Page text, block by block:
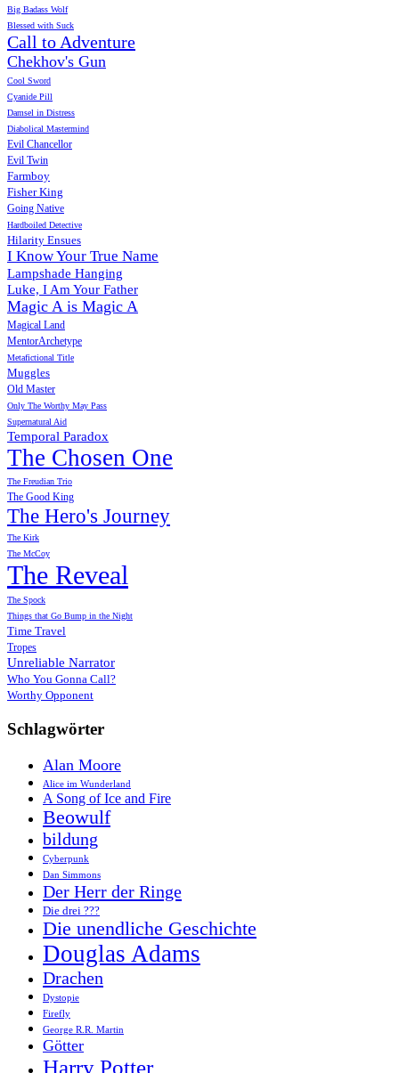
Big Badass Wolf
Blessed with Suck
Call to Adventure
Chekhov's Gun
Cool Sword
Cyanide Pill
Damsel in Distress
Diabolical Mastermind
Evil Chancellor
Evil Twin
Farmboy
Fisher King
Going Native
Hardboiled Detective
Hilarity Ensues
I Know Your True Name
Lampshade Hanging
Luke, I Am Your Father
Magic A is Magic A
Magical Land
MentorArchetype
Metafictional Title
Muggles
Old Master
Only The Worthy May Pass
Supernatural Aid
Temporal Paradox
The Chosen One
The Freudian Trio
The Good King
The Hero's Journey
The Kirk
The McCoy
The Reveal
The Spock
Things that Go Bump in the Night
Time Travel
Tropes
Unreliable Narrator
Who You Gonna Call?
Worthy Opponent
Schlagwörter
Alan Moore
Alice im Wunderland
A Song of Ice and Fire
Beowulf
bildung
Cyberpunk
Dan Simmons
Der Herr der Ringe
Die drei ???
Die unendliche Geschichte
Douglas Adams
Drachen
Dystopie
Firefly
George R.R. Martin
Götter
Harry Potter